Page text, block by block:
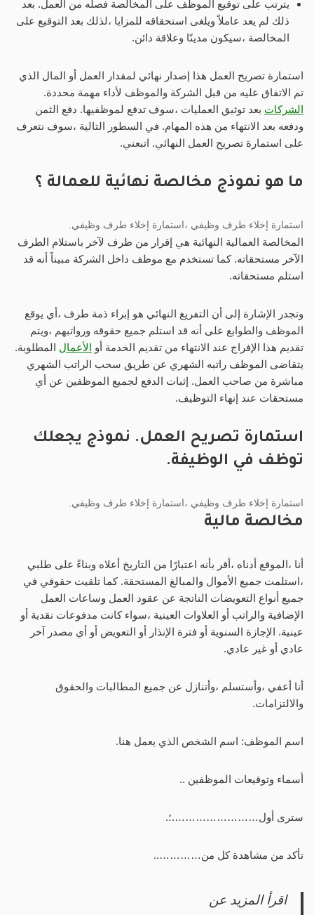
يترتب على توقيع الموظف على المخالصة فصله من العمل. بعد
ذلك لم يعد عاملاً ويلغى استحقاقه للمزايا ،لذلك بعد التوقيع على
المخالصة ،سيكون مدينًا وعلاقة دائن.
استمارة تصريح العمل هذا إصدار نهائي لمقدار العمل أو المال الذي
تم الاتفاق عليه من قبل الشركة والموظف لأداء مهمة محددة.
الشركات بعد توثيق العمليات ،سوف تدفع لموظفيها. دفع الثمن
ودفعه بعد الانتهاء من هذه المهام. في السطور التالية ،سوف نتعرف
على استمارة تصريح العمل النهائي. اتبعني.
ما هو نموذج مخالصة نهائية للعمالة ؟
استمارة إخلاء طرف وظيفي ،استمارة إخلاء طرف وظيفي.
المخالصة العمالية النهائية هي إقرار من طرف لآخر باستلام الطرف
الآخر مستحقاته. كما تستخدم مع موظف داخل الشركة مبيناً أنه قد
استلم مستحقاته.
وتجدر الإشارة إلى أن التفريغ النهائي هو إبراء ذمة طرف ،أي يوقع
الموظف والطوابع على أنه قد استلم جميع حقوقه ورواتبهم ،ويتم
تقديم هذا الإفراج عند الانتهاء من تقديم الخدمة أو الأعمال المطلوبة.
يتقاضى الموظف راتبه الشهري عن طريق سحب الراتب الشهري
مباشرة من صاحب العمل. إثبات الدفع لجميع الموظفين عن أي
مستحقات عند إنهاء التوظيف.
استمارة تصريح العمل. نموذج يجعلك
توظف في الوظيفة.
استمارة إخلاء طرف وظيفي ،استمارة إخلاء طرف وظيفي.
مخالصة مالية
أنا ،الموقع أدناه ،أقر بأنه اعتبارًا من التاريخ أعلاه وبناءً على طلبي
،استلمت جميع الأموال والمبالغ المستحقة. كما تلقيت حقوقي في
جميع أنواع التعويضات الناتجة عن عقود العمل وساعات العمل
الإضافية والراتب أو العلاوات العينية ،سواء كانت مدفوعات نقدية أو
عينية. الإجازة السنوية أو فترة الإنذار أو التعويض أو أي مصدر آخر
عادي أو غير عادي.
أنا أعفي ،وأستسلم ،وأتنازل عن جميع المطالبات والحقوق
والالتزامات.
اسم الموظف: اسم الشخص الذي يعمل هنا.
أسماء وتوقيعات الموظفين ..
سترى أول…………………….؛.
تأكد من مشاهدة كل من…………..
اقرأ المزيد عن